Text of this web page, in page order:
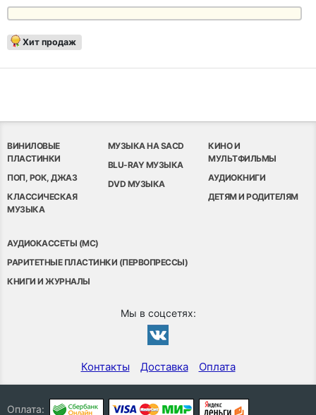
Хит продаж
ВИНИЛОВЫЕ
ПЛАСТИНКИ
ПОП, РОК, ДЖАЗ
КЛАССИЧЕСКАЯ
МУЗЫКА
МУЗЫКА НА SACD
BLU-RAY МУЗЫКА
DVD МУЗЫКА
КИНО И
МУЛЬТФИЛЬМЫ
АУДИОКНИГИ
ДЕТЯМ И РОДИТЕЛЯМ
АУДИОКАССЕТЫ (MC)
РАРИТЕТНЫЕ ПЛАСТИНКИ (ПЕРВОПРЕССЫ)
КНИГИ И ЖУРНАЛЫ
Мы в соцсетях:
Контакты Доставка Оплата
Оплата: